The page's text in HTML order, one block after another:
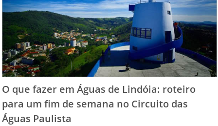
O que fazer em Águas de Lindóia: roteiro
para um fim de semana no Circuito das
Águas Paulista